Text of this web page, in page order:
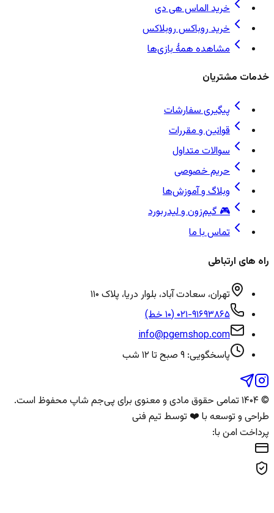
خرید الماس هی دی
خرید روباکس روبلاکس
مشاهده همهٔ بازی‌ها
خدمات مشتریان
پیگیری سفارشات
قوانین و مقررات
سوالات متداول
حریم خصوصی
وبلاگ و آموزش‌ها
🎮 گیم‌زون و لیدربورد
تماس با ما
راه های ارتباطی
تهران، سعادت آباد، بلوار دریا، پلاک ۱۱۰
۰۲۱-۹۱۶۹۳۸۶۵ (۱۰ خط)
info@pgemshop.com
پاسخگویی: ۹ صبح تا ۱۲ شب
© ۱۴۰۴ تمامی حقوق مادی و معنوی برای پی‌جم شاپ محفوظ است.
طراحی و توسعه با ❤️ توسط تیم فنی
پرداخت امن با: